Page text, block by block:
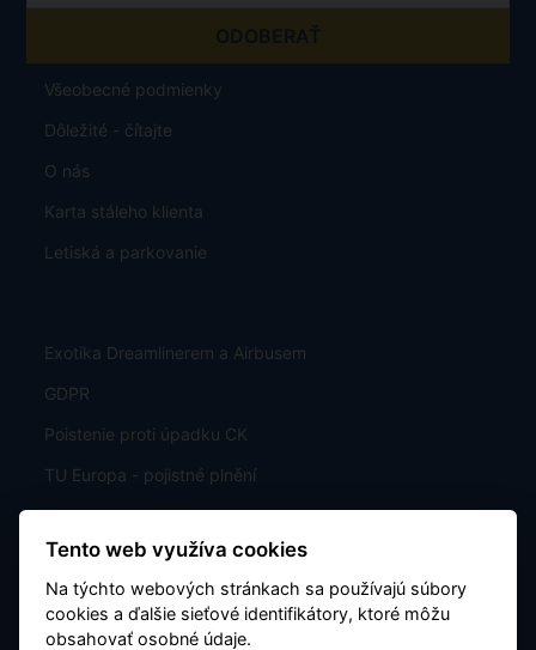
Všeobecné podmienky
Dôležité - čítajte
O nás
Karta stáleho klienta
Letiská a parkovanie
Exotika Dreamlinerem a Airbusem
GDPR
Poistenie proti úpadku CK
TU Europa - pojistné plnění
Ponuka
Tento web využíva cookies
Na týchto webových stránkach sa používajú súbory
cookies a ďalšie sieťové identifikátory, ktoré môžu
obsahovať osobné údaje.